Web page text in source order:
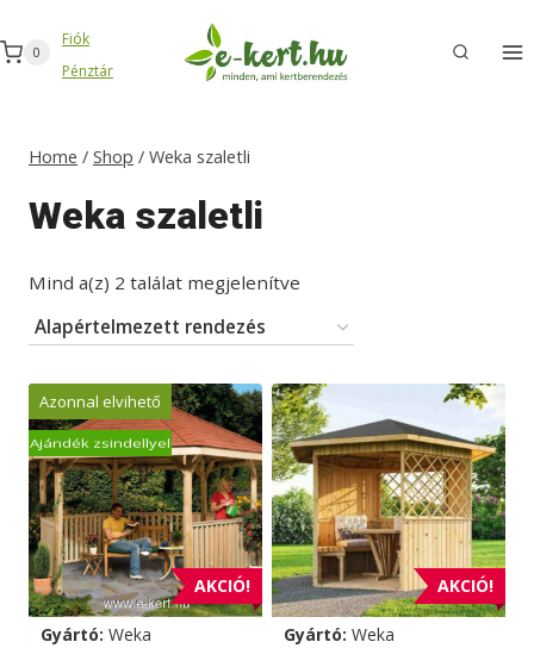
to
content
0
Fiók
Pénztár
Home / Shop / Weka szaletli
Weka szaletli
Mind a(z) 2 találat megjelenítve
Ajándék zsindellyel
AKCIÓ!
Azonnal elvihető
Gyártó: Weka
AKCIÓ!
Gyártó: Weka